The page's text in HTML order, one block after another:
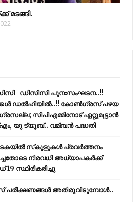
മടങ്ങി.
ഡിസിസി പുനഃസംഘടന..!!
ഡൽഹിയിൽ..!! കോണ്‍ഗ്രസ് പഴയ
സിപിഎമ്മിനോട് ഏറ്റുമുട്ടാന്‍
യു ട്യൂബ്.. വമ്ബന്‍ പദ്ധതി
സ്‌കൂളുകള്‍ പ്രവര്‍ത്തനം
നിരവധി അധ്യാപകര്‍ക്ക്
19 സ്ഥിരീകരിച്ചു
അതിരുവിടുമ്പോൾ..